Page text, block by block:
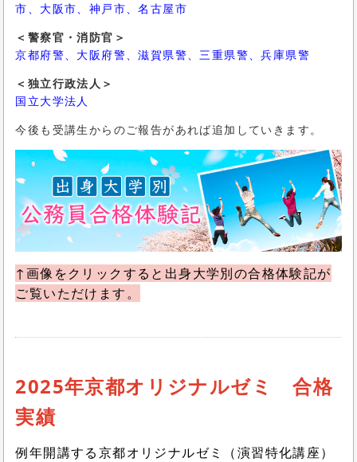
市、大阪市、神戸市、名古屋市
＜警察官・消防官＞
京都府警、大阪府警、滋賀県警、三重県警、兵庫県警
＜独立行政法人＞
国立大学法人
今後も受講生からのご報告があれば追加していきます。
↑画像をクリックすると出身大学別の合格体験記が
ご覧いただけます。
2025年京都オリジナルゼミ 合格
実績
例年開講する京都オリジナルゼミ（演習特化講座）